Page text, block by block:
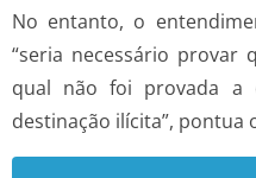
No entanto, o
“seria necessário provar
qual não foi provada a
destinação ilícita”, pontua